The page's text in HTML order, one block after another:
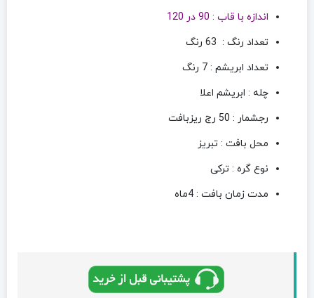
اندازه با قاب : 90 در 120
تعداد رنگ : 63 رنگ
تعداد ابریشم : 7 رنگ
چله : ابریشم اعلا
رجشمار : 50 رج ریزبافت
محل بافت : تبریز
نوع گره : ترکی
مدت زمان بافت : 4ماه